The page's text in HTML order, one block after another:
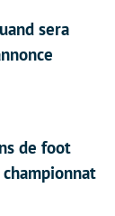
sera
de foot